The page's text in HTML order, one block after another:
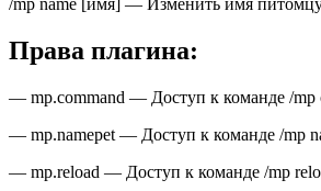
/mp name [имя] — Изменить имя
Права плагина:
— mp.command — Доступ к команде /mp
— mp.namepet — Доступ к команде /mp
— mp.reload — Доступ к команде /mp